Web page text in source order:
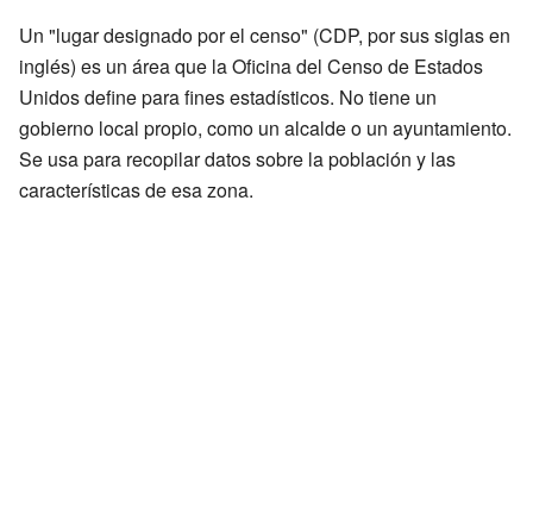
Un "lugar designado por el censo" (CDP, por sus siglas en
inglés) es un área que la Oficina del Censo de Estados
Unidos define para fines estadísticos. No tiene un
gobierno local propio, como un alcalde o un ayuntamiento.
Se usa para recopilar datos sobre la población y las
características de esa zona.